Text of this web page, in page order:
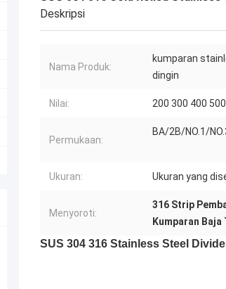
Deskripsi
Nama Produk:
kumparan
dingin
Nilai: 200 300 400
Permukaan:
BA/2B/NO.1/
Ukuran: Ukuran yang
Menyoroti:
316 Strip
Kumparan
SUS 304 316 Stainless Steel